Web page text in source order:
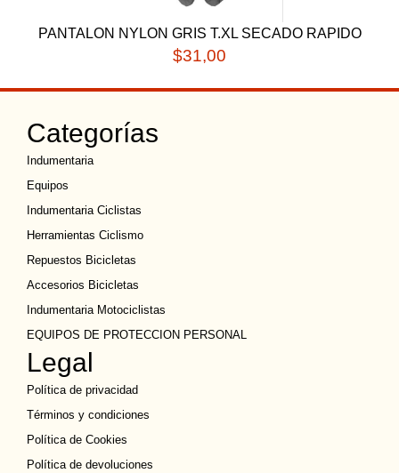
PANTALON NYLON GRIS T.XL SECADO RAPIDO
$31,00
Categorías
Indumentaria
Equipos
Indumentaria Ciclistas
Herramientas Ciclismo
Repuestos Bicicletas
Accesorios Bicicletas
Indumentaria Motociclistas
EQUIPOS DE PROTECCION PERSONAL
Legal
Política de privacidad
Términos y condiciones
Política de Cookies
Política de devoluciones